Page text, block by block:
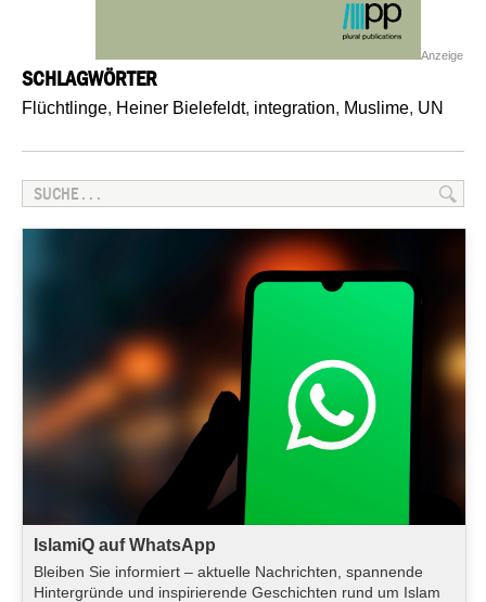
Anzeige
SCHLAGWÖRTER
Flüchtlinge, Heiner Bielefeldt, integration, Muslime, UN
IslamiQ auf WhatsApp
Bleiben Sie informiert – aktuelle Nachrichten, spannende
Hintergründe und inspirierende Geschichten rund um Islam